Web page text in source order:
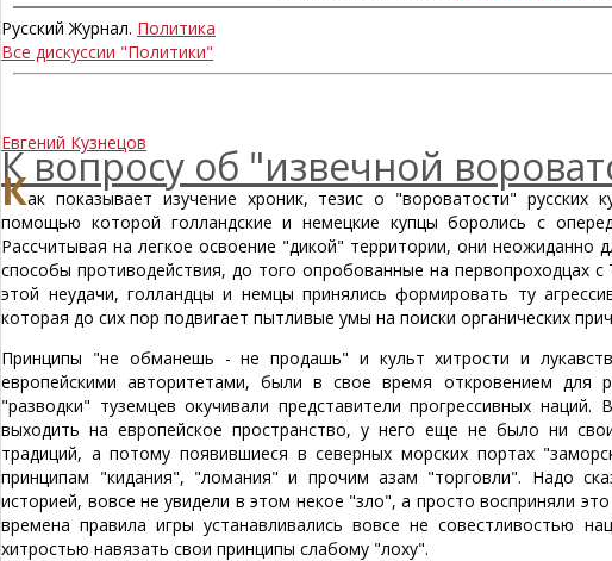
Русский Журнал. Политика
Все дискуссии "Политики"
Евгений Кузнецов
К вопросу об "извечной
Как показывает изучение хроник, тезис о "вороватости" русских
помощью которой голландские и немецкие купцы боролись с
Рассчитывая на легкое освоение "дикой" территории, они неожиданно
способы противодействия, до того опробованные на первопроходцах
этой неудачи, голландцы и немцы принялись формировать ту
которая до сих пор подвигает пытливые умы на поиски органических
Принципы "не обманешь - не продашь" и культ хитрости и
европейскими авторитетами, были в свое время откровением для
"разводки" туземцев окучивали представители прогрессивных
выходить на европейское пространство, у него еще не было ни
традиций, а потому появившиеся в северных морских портах
принципам "кидания", "ломания" и прочим азам "торговли". Надо
историей, вовсе не увидели в этом некое "зло", а просто восприняли
времена правила игры устанавливались вовсе не совестливостью
хитростью навязать свои принципы слабому "лоху".